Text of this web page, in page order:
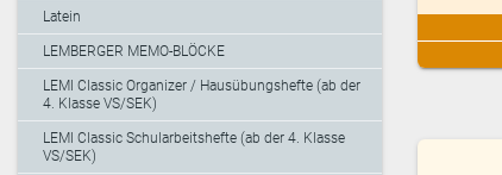
Latein
LEMBERGER MEMO-BLÖCKE
LEMI Classic Organizer / Hausübungshefte (ab der
4. Klasse VS/SEK)
LEMI Classic Schularbeitshefte (ab der 4. Klasse
VS/SEK)